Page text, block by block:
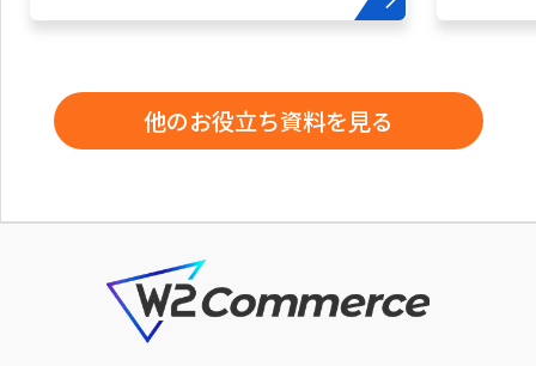
他のお役立ち資料を見る